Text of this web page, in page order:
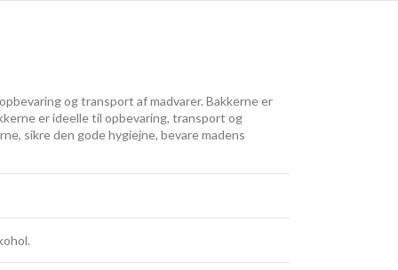
og transport af madvarer. Bakkerne er
er ideelle til opbevaring, transport og
sikre den gode hygiejne, bevare madens